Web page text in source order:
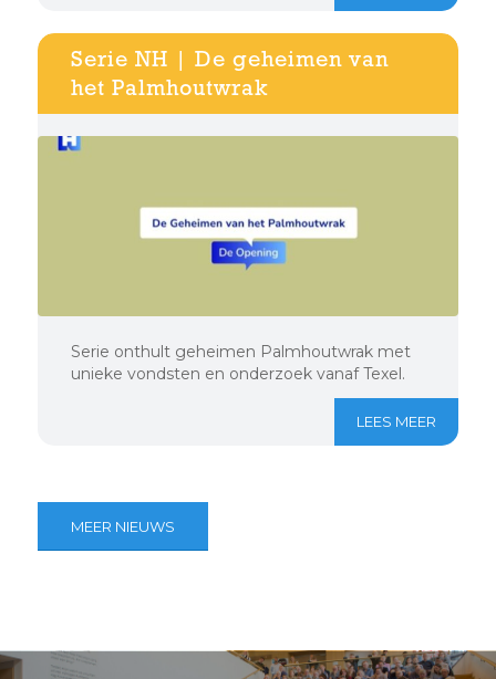
Serie NH | De geheimen van
het Palmhoutwrak
Serie onthult geheimen Palmhoutwrak met
unieke vondsten en onderzoek vanaf Texel.
LEES MEER
MEER NIEUWS